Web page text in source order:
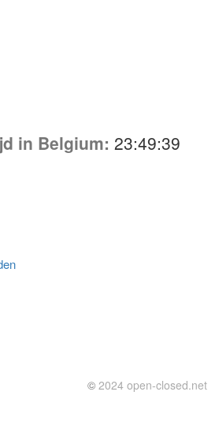
in Belgium: 23:49:39
© 2024 open-closed.net